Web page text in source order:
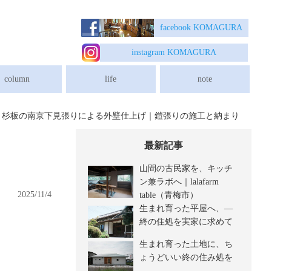
facebook KOMAGURA
instagram KOMAGURA
column life note
杉板の南京下見張りによる外壁仕上げ｜鎧張りの施工と納まり
2025/11/4
最新記事
山間の古民家を、キッチ
ン兼ラボへ｜lalafarm
table（青梅市）
生まれ育った平屋へ、―
終の住処を実家に求めて
生まれ育った土地に、ち
ょうどいい終の住み処を